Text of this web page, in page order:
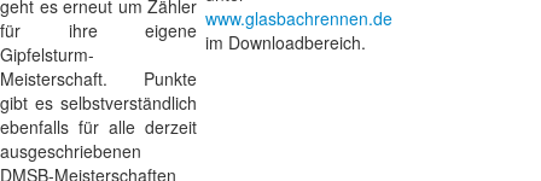
geht es erneut um Zähler
für ihre eigene
Gipfelsturm-
Meisterschaft. Punkte
gibt es selbstverständlich
ebenfalls für alle derzeit
ausgeschriebenen
DMSB-Meisterschaften
www.glasbachrennen.de
im Downloadbereich.